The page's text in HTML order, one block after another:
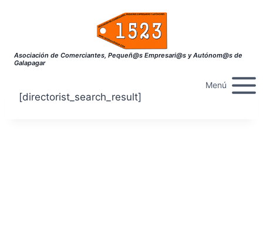
Asociación de Comerciantes, Pequeñ@s Empresari@s y Autónom@s de
Galapagar
Menú
[directorist_search_result]